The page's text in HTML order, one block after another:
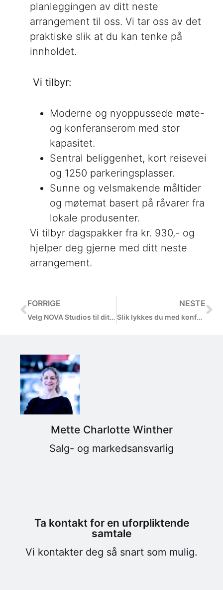
planleggingen av ditt neste
arrangement til oss. Vi tar oss av det
praktiske slik at du kan tenke på
innholdet.
Vi tilbyr:
Moderne og nyoppussede møte-
og konferanserom med stor
kapasitet.
Sentral beliggenhet, kort reisevei
og 1250 parkeringsplasser.
Sunne og velsmakende måltider
og møtemat basert på råvarer fra
lokale produsenter.
Vi tilbyr dagspakker fra kr. 930,- og
hjelper deg gjerne med ditt neste
arrangement.
FORRIGE
Velg NOVA Studios til ditt neste arrangement!
NESTE
Slik lykkes du med konferansen
Mette Charlotte Winther
Salg- og markedsansvarlig
Ta kontakt for en uforpliktende
samtale
Vi kontakter deg så snart som mulig.